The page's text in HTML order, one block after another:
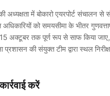
में बोकारो एयरपोर्ट संचालन से
को समयसीमा के भीतर
15 अक्टूबर तक पूर्ण रूप से साफ किया
की संयुक्त टीम द्वारा स्थल
करें